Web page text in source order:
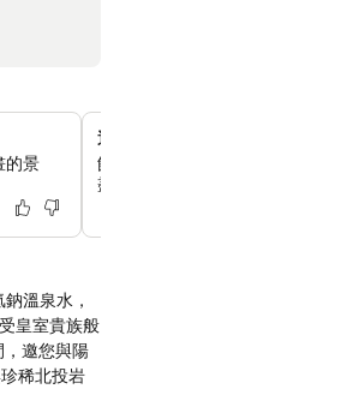
的景
適合所有年齡層的休閒設施
飯店內設有卡拉 OK 室、遊戲
盡情享受樂趣。
溫泉水，
皇室貴族般
稀北投岩